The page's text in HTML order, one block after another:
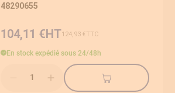
48290655
124,93 €
104,11 €
En stock expédié sous 24/48h